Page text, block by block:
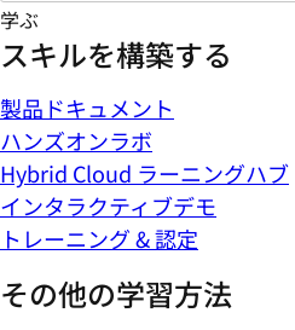
学ぶ
スキルを構築する
製品ドキュメント
ハンズオンラボ
Hybrid Cloud ラーニングハブ
インタラクティブデモ
トレーニング & 認定
その他の学習方法